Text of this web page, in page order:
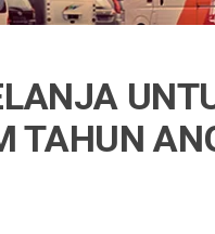
TAHUN